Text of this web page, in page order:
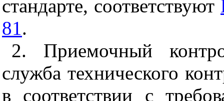
стандарте, соответствуют
81.
2. Приемочный
служба технического
в соответствии с